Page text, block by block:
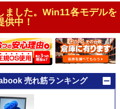
ました。Win11各モデルを
供中！
売れ筋ランキング